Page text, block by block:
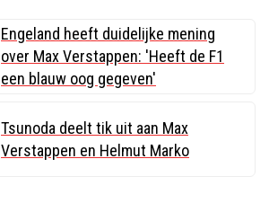
Engeland heeft duidelijke mening
over Max Verstappen: 'Heeft de F1
een blauw oog gegeven'
Tsunoda deelt tik uit aan Max
Verstappen en Helmut Marko